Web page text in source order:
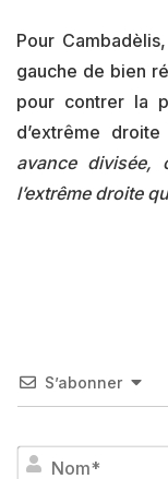
Pour
gauche de bien
pour contrer la
d’extrême
avance divisée,
l’extrême droite
S’abonner